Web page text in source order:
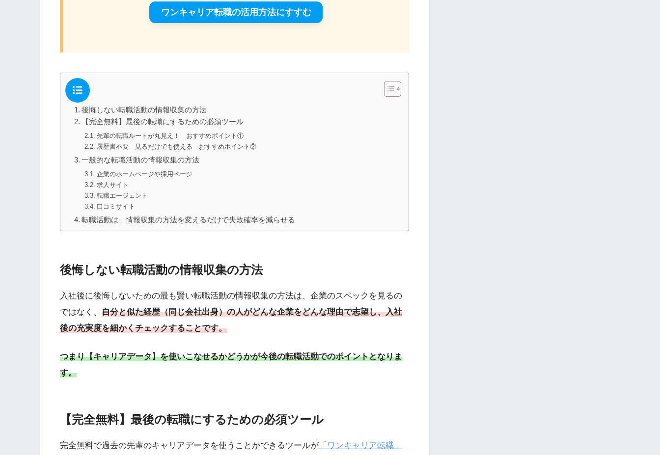
ワンキャリア転職の活用方法にすすむ
後悔しない転職活動の情報収集の方法
【完全無料】最後の転職にするための必須ツール
先輩の転職ルートが丸見え！ おすすめポイント①
履歴書不要 見るだけでも使える おすすめポイント②
一般的な転職活動の情報収集の方法
企業のホームページや採用ページ
求人サイト
転職エージェント
口コミサイト
転職活動は、情報収集の方法を変えるだけで失敗確率を減らせる
後悔しない転職活動の情報収集の方法
入社後に後悔しないための最も賢い転職活動の情報収集の方法は、企業のスペックを見るの
ではなく、 自分と似た経歴（同じ会社出身）の人がどんな企業をどんな理由で志望し、入社
後の充実度を細かくチェックすることです。
つまり【キャリアデータ】を使いこなせるかどうかが今後の転職活動でのポイントとなりま
す。
【完全無料】最後の転職にするための必須ツール
完全無料で過去の先輩のキャリアデータを使うことができるツールが 「ワンキャリア転職」